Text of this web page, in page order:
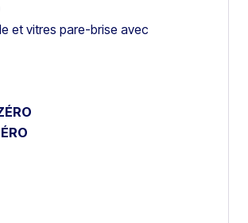
et vitres pare-brise avec